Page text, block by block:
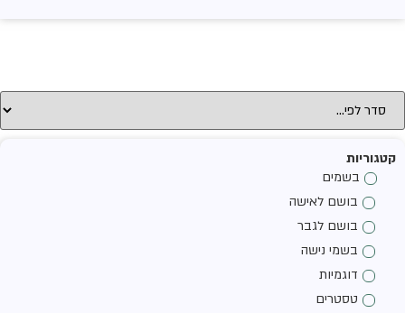
קטגוריות
בשמים
בושם לאישה
בושם לגבר
בשמי נישה
דוגמיות
טסטרים